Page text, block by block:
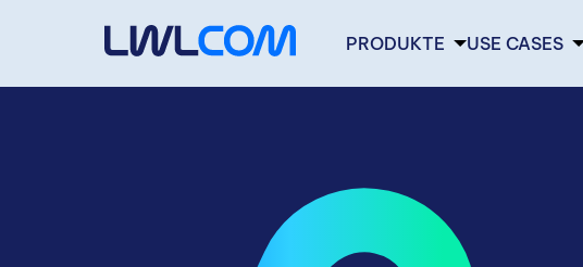
Kopfbereich PRODUKTE USE CASES